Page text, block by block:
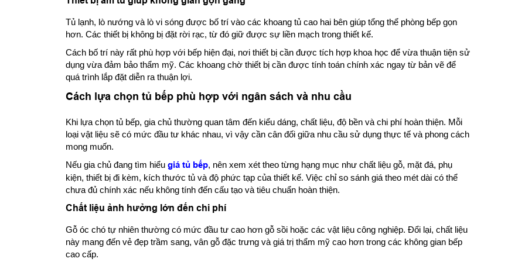
Tủ lạnh, lò nướng và lò vi sóng được bố trí vào các khoang tủ cao hai bên giúp tổng thể phòng bếp gọn
hơn. Các thiết bị không bị đặt rời rạc, từ đó giữ được sự liền mạch trong thiết kế.
Cách bố trí này rất phù hợp với bếp hiện đại, nơi thiết bị cần được tích hợp khoa học để vừa thuận tiện sử
dụng vừa đảm bảo thẩm mỹ. Các khoang chờ thiết bị cần được tính toán chính xác ngay từ bản vẽ để
quá trình lắp đặt diễn ra thuận lợi.
Cách lựa chọn tủ bếp phù hợp với ngân sách và nhu cầu
Khi lựa chọn tủ bếp, gia chủ thường quan tâm đến kiểu dáng, chất liệu, độ bền và chi phí hoàn thiện. Mỗi
loại vật liệu sẽ có mức đầu tư khác nhau, vì vậy cần cân đối giữa nhu cầu sử dụng thực tế và phong cách
mong muốn.
Nếu gia chủ đang tìm hiểu giá tủ bếp, nên xem xét theo từng hạng mục như chất liệu gỗ, mặt đá, phụ
kiện, thiết bị đi kèm, kích thước tủ và độ phức tạp của thiết kế. Việc chỉ so sánh giá theo mét dài có thể
chưa đủ chính xác nếu không tính đến cấu tạo và tiêu chuẩn hoàn thiện.
Chất liệu ảnh hưởng lớn đến chi phí
Gỗ óc chó tự nhiên thường có mức đầu tư cao hơn gỗ sồi hoặc các vật liệu công nghiệp. Đổi lại, chất liệu
này mang đến vẻ đẹp trầm sang, vân gỗ đặc trưng và giá trị thẩm mỹ cao hơn trong các không gian bếp
cao cấp.